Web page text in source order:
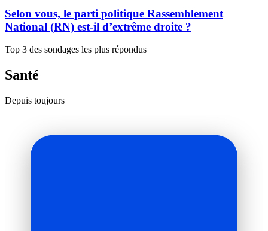
Selon vous, le parti politique Rassemblement
National (RN) est-il d’extrême droite ?
Top 3 des sondages les plus répondus
Santé
Depuis toujours